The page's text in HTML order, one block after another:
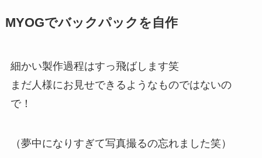
MYOGでバックパックを自作
細かい製作過程はすっ飛ばします笑
まだ人様にお見せできるようなものではないの
で！
（夢中になりすぎて写真撮るの忘れました笑）